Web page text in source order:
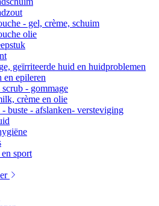
- gel, crème, schuim
olie
geïrriteerde huid en huidproblemen
en epileren
- gommage
crème en olie
buste - afslanken- versteviging
sport